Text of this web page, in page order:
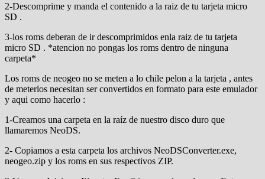
2-Descomprime y manda el contenido a la raiz de tu tarjeta micro
SD .
3-los roms deberan de ir descomprimidos enla raiz de tu tarjeta
micro SD . *atencion no pongas los roms dentro de ninguna
carpeta*
Los roms de neogeo no se meten a lo chile pelon a la tarjeta , antes
de meterlos necesitan ser convertidos en formato para este emulador
y aqui como hacerlo :
1-Creamos una carpeta en la raíz de nuestro disco duro que
llamaremos NeoDS.
2- Copiamos a esta carpeta los archivos NeoDSConverter.exe,
neogeo.zip y los roms en sus respectivos ZIP.